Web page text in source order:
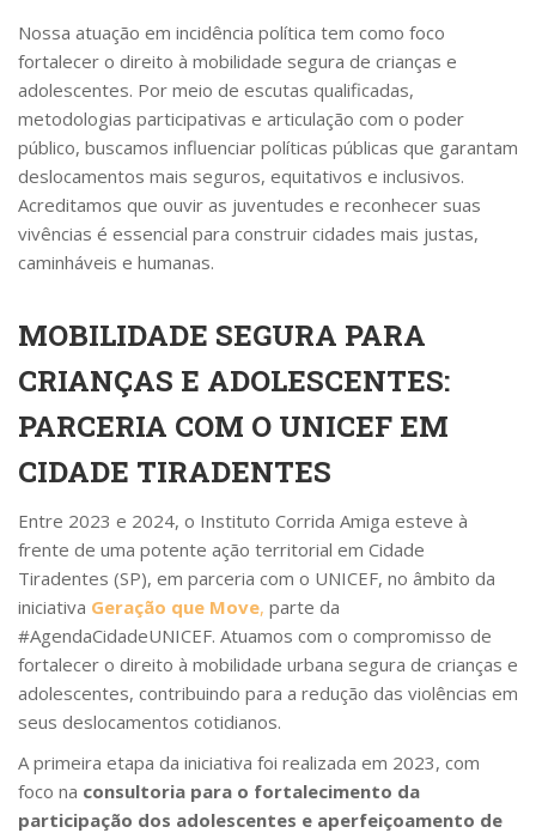
Nossa atuação em incidência política tem como foco
fortalecer o direito à mobilidade segura de crianças e
adolescentes. Por meio de escutas qualificadas,
metodologias participativas e articulação com o poder
público, buscamos influenciar políticas públicas que garantam
deslocamentos mais seguros, equitativos e inclusivos.
Acreditamos que ouvir as juventudes e reconhecer suas
vivências é essencial para construir cidades mais justas,
caminháveis e humanas.
MOBILIDADE SEGURA PARA
CRIANÇAS E ADOLESCENTES:
PARCERIA COM O UNICEF EM
CIDADE TIRADENTES
Entre 2023 e 2024, o Instituto Corrida Amiga esteve à
frente de uma potente ação territorial em Cidade
Tiradentes (SP), em parceria com o UNICEF, no âmbito da
iniciativa Geração que Move, parte da
#AgendaCidadeUNICEF. Atuamos com o compromisso de
fortalecer o direito à mobilidade urbana segura de crianças e
adolescentes, contribuindo para a redução das violências em
seus deslocamentos cotidianos.
A primeira etapa da iniciativa foi realizada em 2023, com
foco na consultoria para o fortalecimento da
participação dos adolescentes e aperfeiçoamento de